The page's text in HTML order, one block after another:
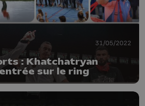
31/05/2022
: Khatchatryan
sur le ring